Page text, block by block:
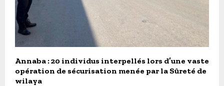
Annaba : 20 individus interpellés lors d’une vaste
opération de sécurisation menée par la Sûreté de
wilaya